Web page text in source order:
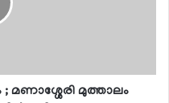
മുത്താലം